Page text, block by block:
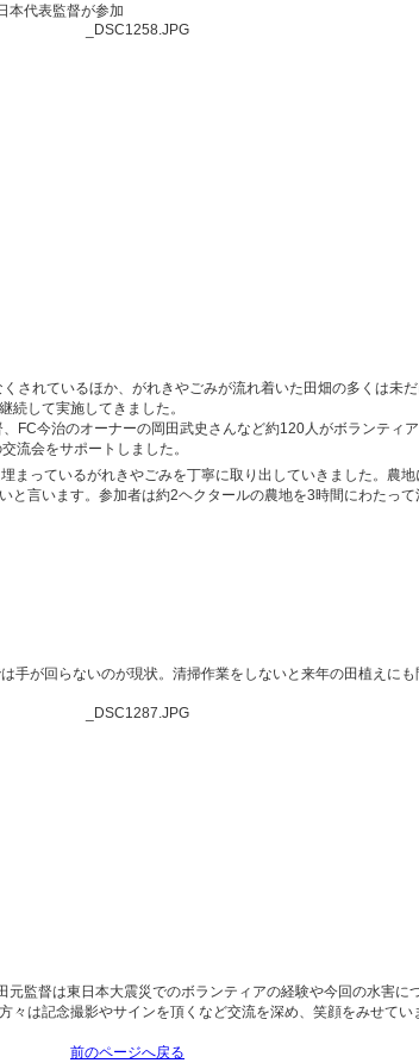
本代表監督が参加
れているほか、がれきやごみが流れ着いた田畑の多くは
続して実施してきました。
今治のオーナーの岡田武史さんなど約120人がボランテ
流会をサポートしました。
まっているがれきやごみを丁寧に取り出していきました。農
言います。参加者は約2ヘクタールの農地を3時間にわたっ
が回らないのが現状。清掃作業をしないと来年の田植えに
監督は東日本大震災でのボランティアの経験や今回の水害
は記念撮影やサインを頂くなど交流を深め、笑顔をみせてい
前のページへ戻る